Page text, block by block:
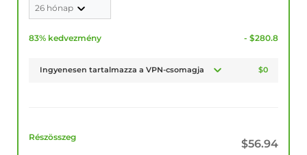
26 hónap
83% kedvezmény - $280.8
Ingyenesen tartalmazza a VPN-csomagja $0
Részösszeg
$56.94